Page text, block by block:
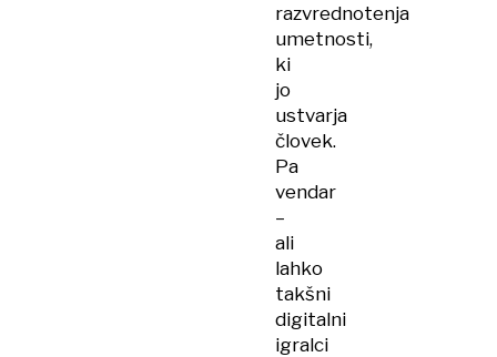
razvrednotenja
umetnosti,
ki
jo
ustvarja
človek.
Pa
vendar
–
ali
lahko
takšni
digitalni
igralci